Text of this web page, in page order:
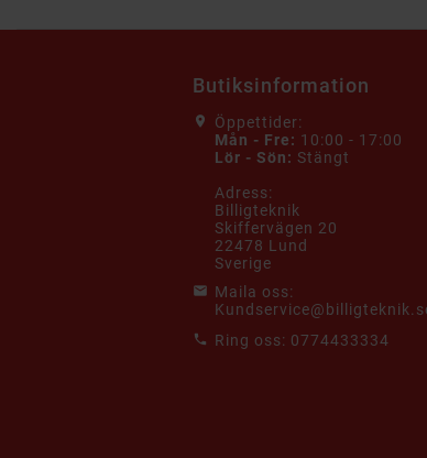
Butiksinformation
Öppettider:
Mån - Fre: 10:00 - 17:00
Lör - Sön: Stängt
Adress:
Billigteknik
Skiffervägen 20
22478 Lund
Sverige
Maila oss:
Ring oss: 0774433334